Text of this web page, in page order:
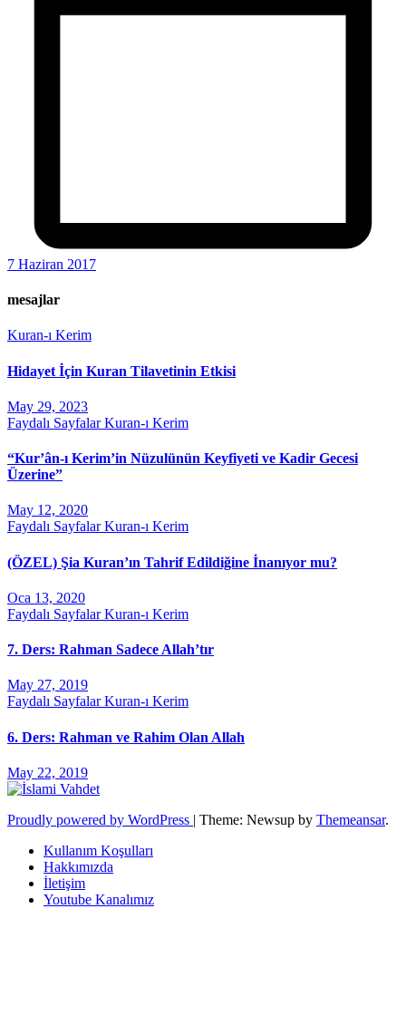
7 Haziran 2017
mesajlar
Kuran-ı Kerim
Hidayet İçin Kuran Tilavetinin Etkisi
May 29, 2023
Faydalı SayfalarKuran-ı Kerim
“Kur’ân-ı Kerim’in Nüzulünün Keyfiyeti ve Kadir Gecesi
Üzerine”
May 12, 2020
Faydalı SayfalarKuran-ı Kerim
(ÖZEL) Şia Kuran’ın Tahrif Edildiğine İnanıyor mu?
Oca 13, 2020
Faydalı SayfalarKuran-ı Kerim
7. Ders: Rahman Sadece Allah’tır
May 27, 2019
Faydalı SayfalarKuran-ı Kerim
6. Ders: Rahman ve Rahim Olan Allah
May 22, 2019
Proudly powered by WordPress | Theme: Newsup by Themeansar.
Kullanım Koşulları
Hakkımızda
İletişim
Youtube Kanalımız